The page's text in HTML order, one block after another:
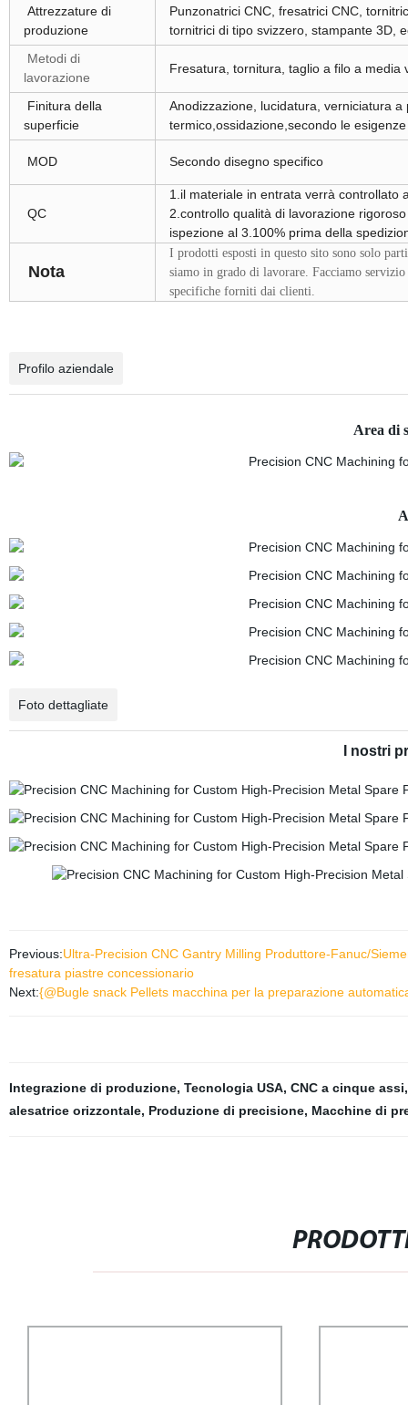
Attrezzature di
produzione
Punzonatrici CNC, fresatrici CNC,
tornitrici di tipo svizzero, stampante 3D,
Metodi di
lavorazione
Fresatura, tornitura, taglio a filo a
Finitura della
superficie
Anodizzazione, lucidatura, verniciatura
termico,ossidazione,secondo le
MOD Secondo disegno specifico
QC
1.il materiale in entrata verrà
2.controllo qualità di lavorazione
ispezione al 3.100% prima della
Nota
I prodotti esposti in questo sito sono solo
siamo in grado di lavorare. Facciamo
specifiche forniti dai clienti.
Profilo aziendale
Area di
Foto dettagliate
I nostri
Previous:Ultra-Precision CNC Gantry Milling Produttore-Fanuc/
fresatura piastre concessionario
Next:{@Bugle snack Pellets macchina per la preparazione
Integrazione di produzione, Tecnologia USA, CNC a cinque assi
alesatrice orizzontale, Produzione di precisione, Macchine di